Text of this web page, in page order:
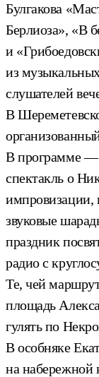
Булгакова
Берлиоза», «В
и
из
слушателей
В
В программе —
спектакль о
импровизации,
звуковые
праздник
радио с
Те, чей
площадь
гулять по
В особняке
на набережной